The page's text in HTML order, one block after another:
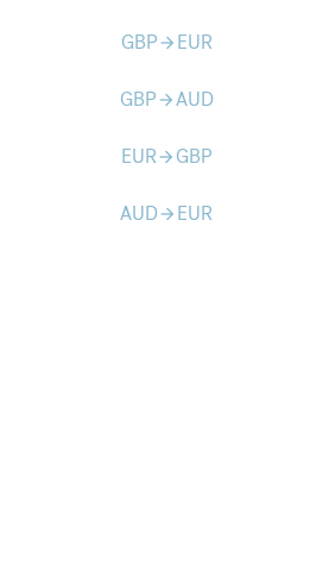
GBParrow_forward EUR
GBParrow_forwardAUD
EURarrow_forward GBP
AUDarrow_forward EUR